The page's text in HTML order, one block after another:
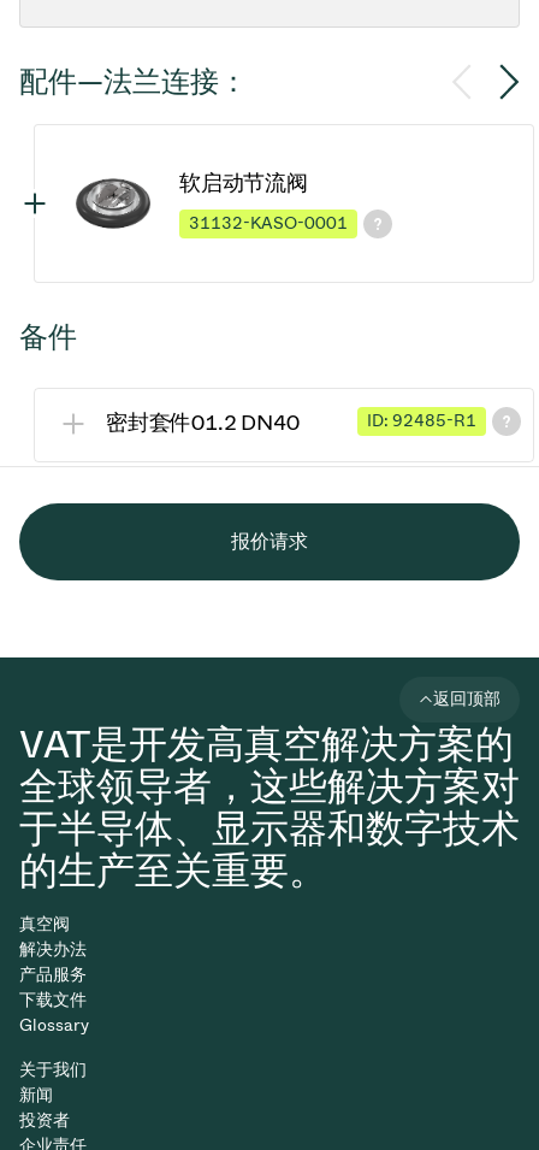
配件—法兰连接：
软启动节流阀
31132-KASO-0001
备件
密封套件01.2 DN40 ID: 92485-R1
报价请求
VAT是开发高真空解决方案的
全球领导者，这些解决方案对
于半导体、显示器和数字技术
的生产至关重要。
返回顶部
真空阀
解决办法
产品服务
下载文件
Glossary
关于我们
新闻
投资者
企业责任